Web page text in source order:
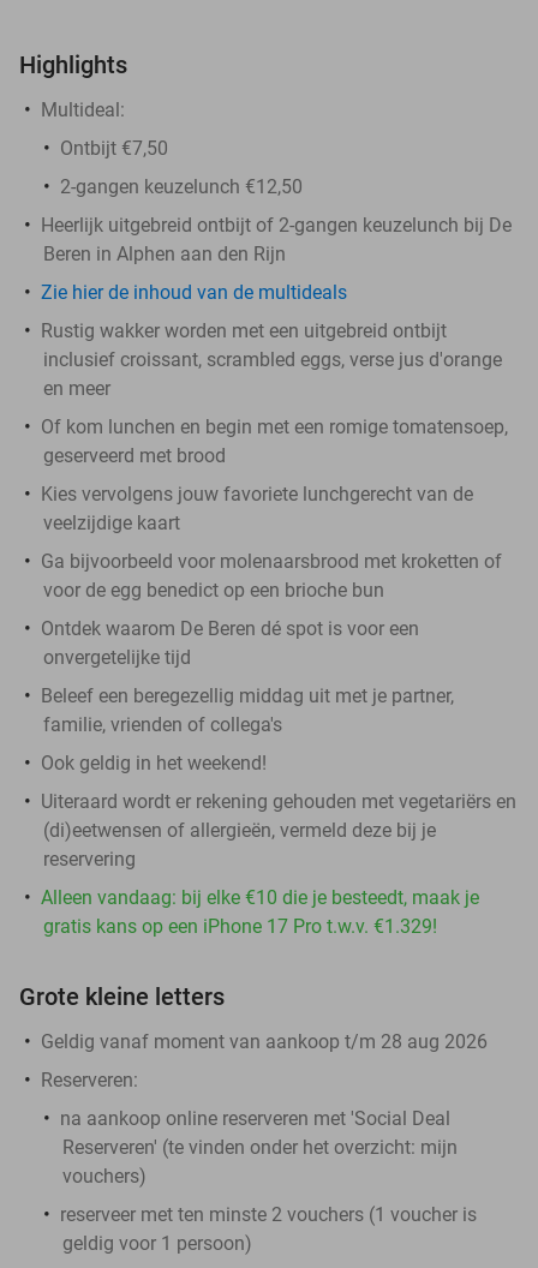
Highlights
Multideal:
Ontbijt €7,50
2-gangen keuzelunch €12,50
Heerlijk uitgebreid ontbijt of 2-gangen keuzelunch bij De
Beren in Alphen aan den Rijn
Zie hier de inhoud van de multideals
Rustig wakker worden met een uitgebreid ontbijt
inclusief croissant, scrambled eggs, verse jus d'orange
en meer
Of kom lunchen en begin met een romige tomatensoep,
geserveerd met brood
Kies vervolgens jouw favoriete lunchgerecht van de
veelzijdige kaart
Ga bijvoorbeeld voor molenaarsbrood met kroketten of
voor de egg benedict op een brioche bun
Ontdek waarom De Beren dé spot is voor een
onvergetelijke tijd
Beleef een beregezellig middag uit met je partner,
familie, vrienden of collega's
Ook geldig in het weekend!
Uiteraard wordt er rekening gehouden met vegetariërs en
(di)eetwensen of allergieën, vermeld deze bij je
reservering
Alleen vandaag: bij elke €10 die je besteedt, maak je
gratis kans op een iPhone 17 Pro t.w.v. €1.329!
Grote kleine letters
Geldig vanaf moment van aankoop t/m 28 aug 2026
Reserveren:
na aankoop online reserveren met 'Social Deal
Reserveren' (te vinden onder het overzicht: mijn
vouchers)
reserveer met ten minste 2 vouchers (1 voucher is
geldig voor 1 persoon)